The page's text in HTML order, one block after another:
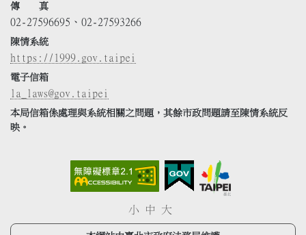
傳 真
02-27596695、02-27593266
陳情系統
https://1999.gov.taipei
電子信箱
la_laws@gov.taipei
本局信箱係處理與系統相關之問題，其餘市政問題請至陳情系統反
映。
小 中 大